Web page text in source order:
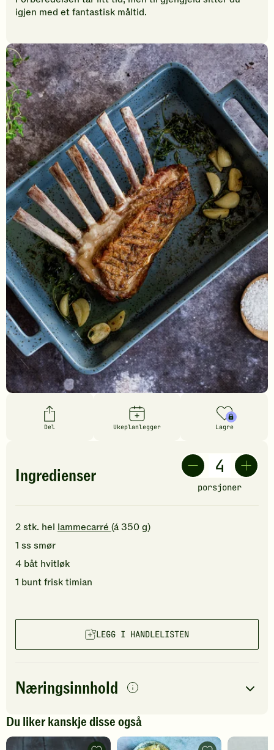
vurdere
igjen med et fantastisk måltid.
Del Ukeplanlegger Lagre
Ingredienser
porsjoner
2stk. hel lammecarré (á 350 g)
1 ss smør
4 båt hvitløk
1 buntfrisk timian
LEGG I HANDLELISTEN
Næringsinnhold
per porsjon
Navn på
næringsstoffet antall
Energi 438kcal
Du liker kanskje disse også